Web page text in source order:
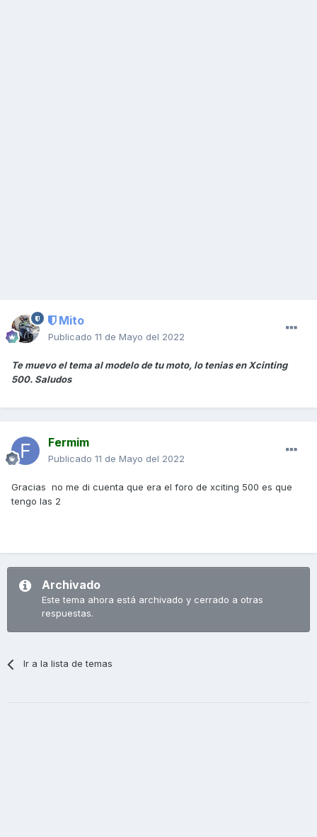
Mito
Publicado 11 de Mayo del 2022
Te muevo el tema al modelo de tu moto, lo tenias en Xcinting
500. Saludos
Fermim
Publicado 11 de Mayo del 2022
Gracias no me di cuenta que era el foro de xciting 500 es que
tengo las 2
Archivado
Este tema ahora está archivado y cerrado a otras
respuestas.
Ir a la lista de temas